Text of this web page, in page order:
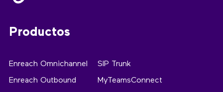
Productos
Enreach Omnichannel
Enreach Outbound
SIP Trunk
MyTeamsConnect